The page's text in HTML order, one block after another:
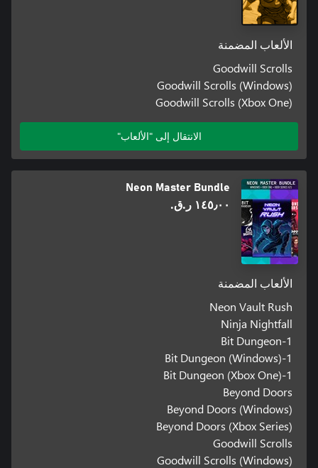
الألعاب المضمنة
Goodwill Scrolls
Goodwill Scrolls (Windows)
Goodwill Scrolls (Xbox One)
الانتقال إلى "الألعاب"
Neon Master Bundle
١٤٥٫٠٠ ر.ق.‏
الألعاب المضمنة
Neon Vault Rush
Ninja Nightfall
1-Bit Dungeon
1-Bit Dungeon (Windows)
1-Bit Dungeon (Xbox One)
Beyond Doors
Beyond Doors (Windows)
Beyond Doors (Xbox Series)
Goodwill Scrolls
Goodwill Scrolls (Windows)